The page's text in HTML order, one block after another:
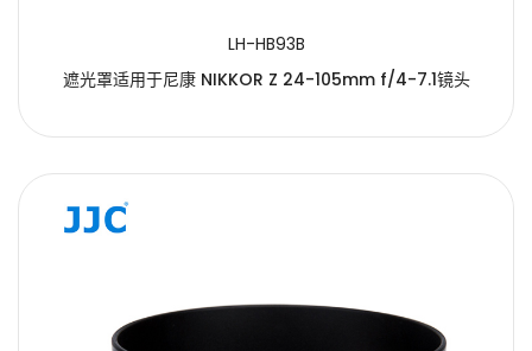
LH-HB93B
遮光罩适用于尼康 NIKKOR Z 24-105mm f/4-7.1镜头